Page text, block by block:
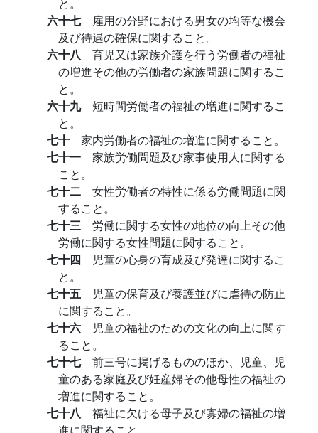
六十七 雇用の分野における男女の均等な機会
及び待遇の確保に関すること。
六十八 育児又は家族介護を行う労働者の福祉
の増進その他の労働者の家族問題に関するこ
と。
六十九 短時間労働者の福祉の増進に関するこ
と。
七十 家内労働者の福祉の増進に関すること。
七十一 家族労働問題及び家事使用人に関する
こと。
七十二 女性労働者の特性に係る労働問題に関
すること。
七十三 労働に関する女性の地位の向上その他
労働に関する女性問題に関すること。
七十四
児童の心身の育成及び発達に関するこ
と。
七十五
児童の保育及び養護並びに虐待の防止
に関すること。
七十六
児童の福祉のための文化の向上に関す
ること。
七十七 前三号に掲げるもののほか、児童、児
童のある家庭及び妊産婦その他母性の福祉の
増進に関すること。
七十八 福祉に欠ける母子及び寡婦の福祉の増